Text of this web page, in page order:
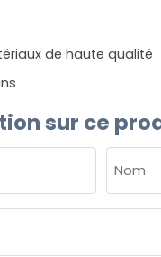
de haute qualité
sur ce
Nom